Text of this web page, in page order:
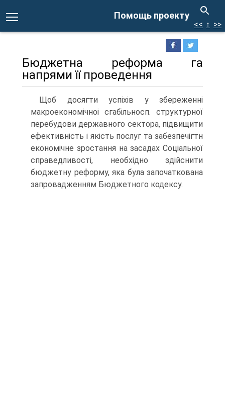
Помощь проекту
<< ↑ >>
Бюджетна реформа га
напрями її проведення
Щоб досягти успіхів у збереженні
макроекономічноі сгабільносп. структурної
перебудови державного сектора, підвищити
ефективність і якість послуг та забезпечігтн
економічне зростання на засадах Соціальної
справедливості, необхідно здійснити
бюджетну реформу, яка була започаткована
запровадженням Бюджетного кодексу.